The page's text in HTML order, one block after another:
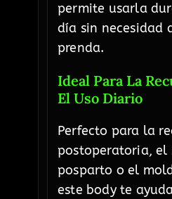
permite usarla
día sin necesidad
prenda.
Ideal Para La
El Uso Diario
Perfecto para la
postoperatoria, el
posparto o el
este body te